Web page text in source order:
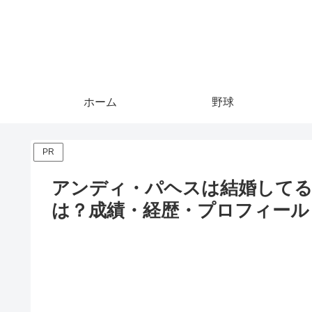
ホーム 野球
PR
アンディ・パヘスは結婚して
は？成績・経歴・プロフィー